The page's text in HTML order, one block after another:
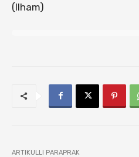
(Ilham)
ARTIKULLI PARAPRAK